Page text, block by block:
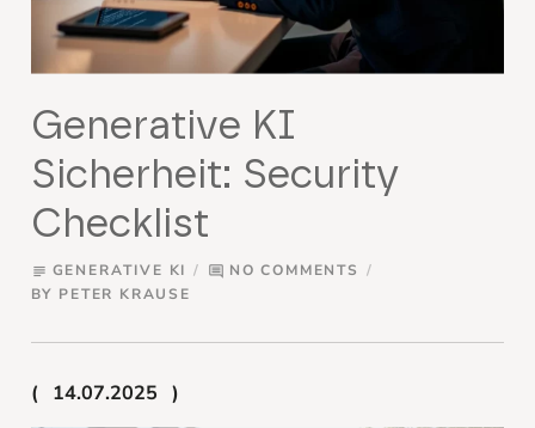
Generative KI
Sicherheit: Security
Checklist
subject GENERATIVE KI comment NO COMMENTS
BY PETER KRAUSE
14.07.2025